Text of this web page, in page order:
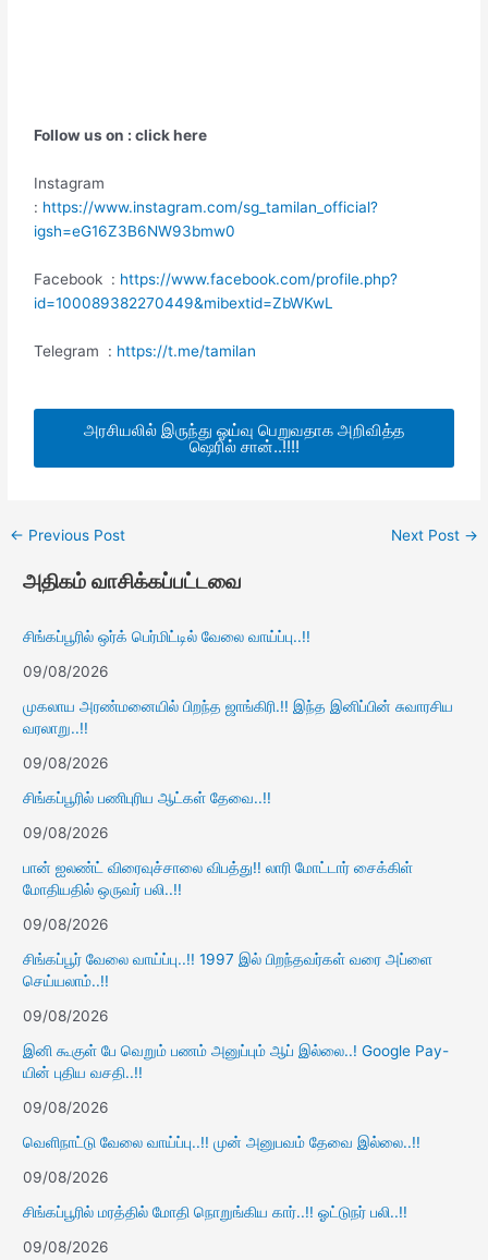
Follow us on : click here
Instagram
: https://www.instagram.com/sg_tamilan_official?
igsh=eG16Z3B6NW93bmw0
Facebook : https://www.facebook.com/profile.php?
id=100089382270449&mibextid=ZbWKwL
Telegram : https://t.me/tamilan
அரசியலில் இருந்து ஓய்வு பெறுவதாக அறிவித்த
ஷெரில் சான்..!!!!
← Previous Post Next Post →
அதிகம் வாசிக்கப்பட்டவை
சிங்கப்பூரில் ஒர்க் பெர்மிட்டில் வேலை வாய்ப்பு..!!
09/08/2026
முகலாய அரண்மனையில் பிறந்த ஜாங்கிரி.!! இந்த இனிப்பின் சுவாரசிய
வரலாறு..!!
09/08/2026
சிங்கப்பூரில் பணிபுரிய ஆட்கள் தேவை..!!
09/08/2026
பான் ஐலண்ட் விரைவுச்சாலை விபத்து!! லாரி மோட்டார் சைக்கிள்
மோதியதில் ஒருவர் பலி..!!
09/08/2026
சிங்கப்பூர் வேலை வாய்ப்பு..!! 1997 இல் பிறந்தவர்கள் வரை அப்ளை
செய்யலாம்..!!
09/08/2026
இனி கூகுள் பே வெறும் பணம் அனுப்பும் ஆப் இல்லை..! Google Pay-
யின் புதிய வசதி..!!
09/08/2026
வெளிநாட்டு வேலை வாய்ப்பு..!! முன் அனுபவம் தேவை இல்லை..!!
09/08/2026
சிங்கப்பூரில் மரத்தில் மோதி நொறுங்கிய கார்..!! ஓட்டுநர் பலி..!!
09/08/2026